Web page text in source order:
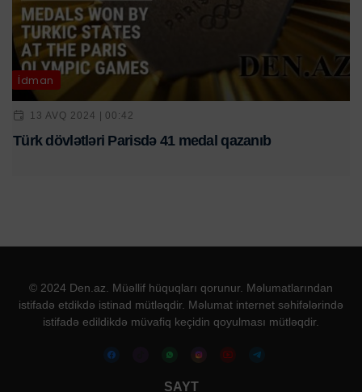
İdman
13 AVQ 2024 | 00:42
Türk dövlətləri Parisdə 41 medal qazanıb
© 2024 Den.az. Müəllif hüquqları qorunur. Məlumatlarından
istifadə etdikdə istinad mütləqdir. Məlumat internet səhifələrində
istifadə edildikdə müvafiq keçidin qoyulması mütləqdir.
SAYT